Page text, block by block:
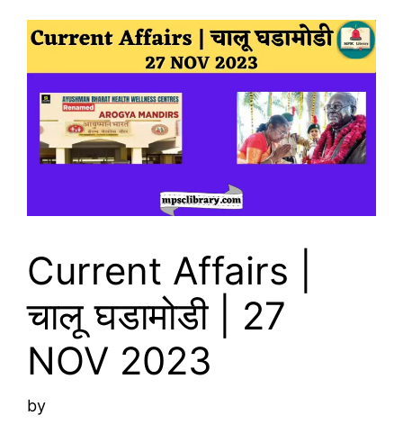
Current Affairs |
चालू घडामोडी | 27
NOV 2023
by